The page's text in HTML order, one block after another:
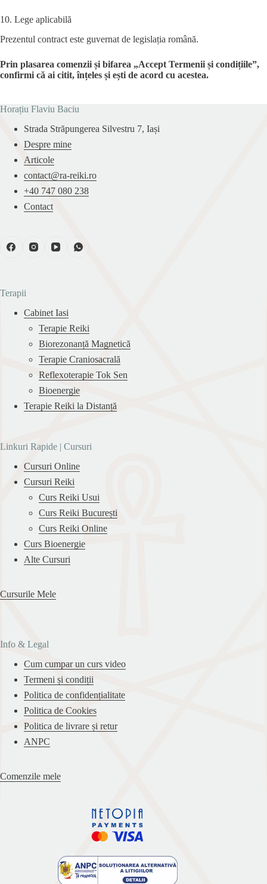
10. Lege aplicabilă
Prezentul contract este guvernat de legislația română.
Prin plasarea comenzii și bifarea „Accept Termenii și condițiile”,
confirmi că ai citit, înțeles și ești de acord cu acestea.
Horațiu Flaviu Baciu
Strada Străpungerea Silvestru 7, Iași
Despre mine
Articole
contact@ra-reiki.ro
+40 747 080 238
Contact
Terapii
Cabinet Iasi
Terapie Reiki
Biorezonanță Magnetică
Terapie Craniosacrală
Reflexoterapie Tok Sen
Bioenergie
Terapie Reiki la Distanță
Linkuri Rapide | Cursuri
Cursuri Online
Cursuri Reiki
Curs Reiki Usui
Curs Reiki București
Curs Reiki Online
Curs Bioenergie
Alte Cursuri
Cursurile Mele
Info & Legal
Cum cumpar un curs video
Termeni și condiții
Politica de confidențialitate
Politica de Cookies
Politica de livrare și retur
ANPC
Comenzile mele